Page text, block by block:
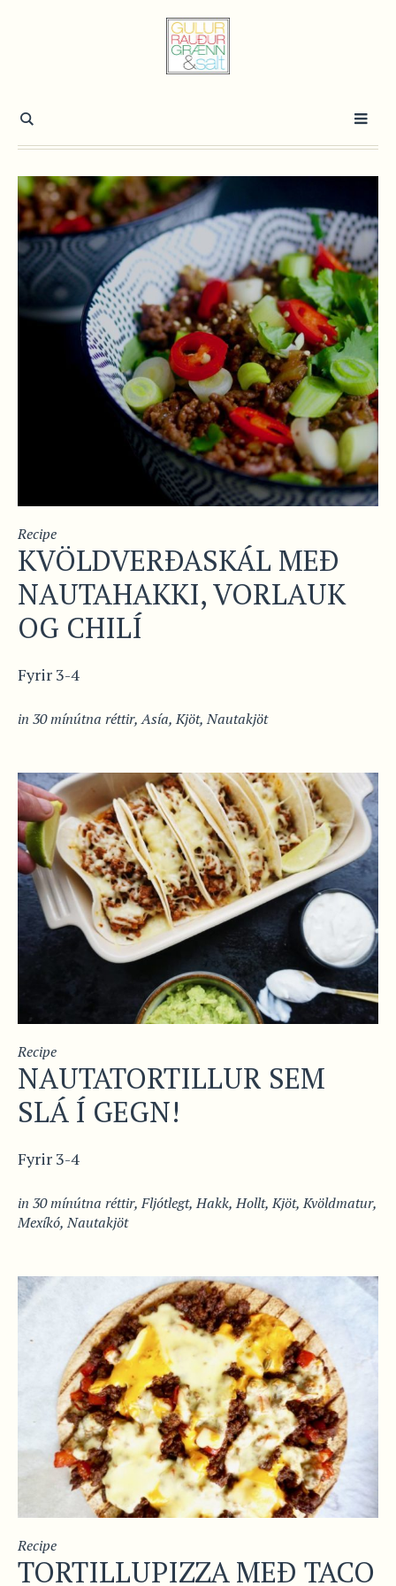
Recipe
KVÖLDVERÐASKÁL MEÐ
NAUTAHAKKI, VORLAUK
OG CHILÍ
Fyrir 3-4
in 30 mínútna réttir,Asía,Kjöt,Nautakjöt
Recipe
NAUTATORTILLUR SEM
SLÁ Í GEGN!
Fyrir 3-4
in 30 mínútna réttir,Fljótlegt,Hakk,Hollt,Kjöt,Kvöldmatur,
Mexíkó,Nautakjöt
Recipe
TORTILLUPIZZA MEÐ TACO